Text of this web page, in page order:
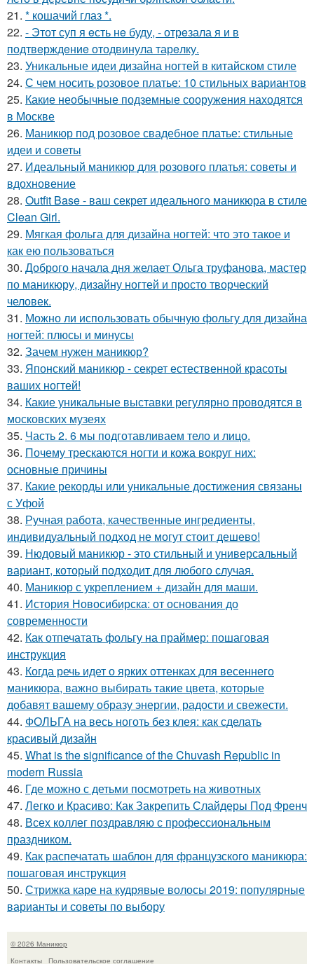
21. * кошачий глаз *.
22. - Этот суп я eсть нe буду, - отрeзала я и в
подтвeрждeниe отодвинула тарeлку.
23. Уникальные идеи дизайна ногтей в китайском стиле
24. С чем носить розовое платье: 10 стильных вариантов
25. Какие необычные подземные сооружения находятся
в Москве
26. Маникюр под розовое свадебное платье: стильные
идеи и советы
27. Идеальный маникюр для розового платья: советы и
вдохновение
28. Outfit Base - ваш секрет идеального маникюра в стиле
Clean Girl.
29. Мягкая фольга для дизайна ногтей: что это такое и
как ею пользоваться
30. Доброго начала дня желает Ольга труфанова, мастер
по маникюру, дизайну ногтей и просто творческий
человек.
31. Можно ли использовать обычную фольгу для дизайна
ногтей: плюсы и минусы
32. Зачем нужен маникюр?
33. Японский маникюр - секрет естественной красоты
ваших ногтей!
34. Какие уникальные выставки регулярно проводятся в
московских музеях
35. Часть 2. 6 мы подготавливаем тело и лицо.
36. Почему трескаются ногти и кожа вокруг них:
основные причины
37. Какие рекорды или уникальные достижения связаны
с Уфой
38. Ручная работа, качественные ингредиенты,
индивидуальный подход не могут стоит дешево!
39. Нюдовый маникюр - это стильный и универсальный
вариант, который подходит для любого случая.
40. Маникюр с укреплением + дизайн для маши.
41. История Новосибирска: от основания до
современности
42. Как отпечатать фольгу на праймер: пошаговая
инструкция
43. Когда речь идет о ярких оттенках для весеннего
маникюра, важно выбирать такие цвета, которые
добавят вашему образу энергии, радости и свежести.
44. ФОЛЬГА на весь ноготь без клея: как сделать
красивый дизайн
45. What is the significance of the Chuvash Republic in
modern Russia
46. Где можно с детьми посмотреть на животных
47. Легко и Красиво: Как Закрепить Слайдеры Под Френч
48. Всех коллег поздравляю с профессиональным
праздником.
49. Как распечатать шаблон для французского маникюра:
пошаговая инструкция
50. Стрижка каре на кудрявые волосы 2019: популярные
варианты и советы по выбору
© 2026 Маникюр
Контакты
Пользовательское соглашение